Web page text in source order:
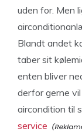
uden for. Men
Blandt andet
taber sit
enten bliver
derfor gerne
aircondition til
service